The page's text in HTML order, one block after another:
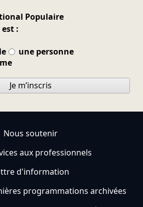
Populaire
:
une personne
Je m’inscris
Nous soutenir
aux professionnels
d'information
programmations archivées